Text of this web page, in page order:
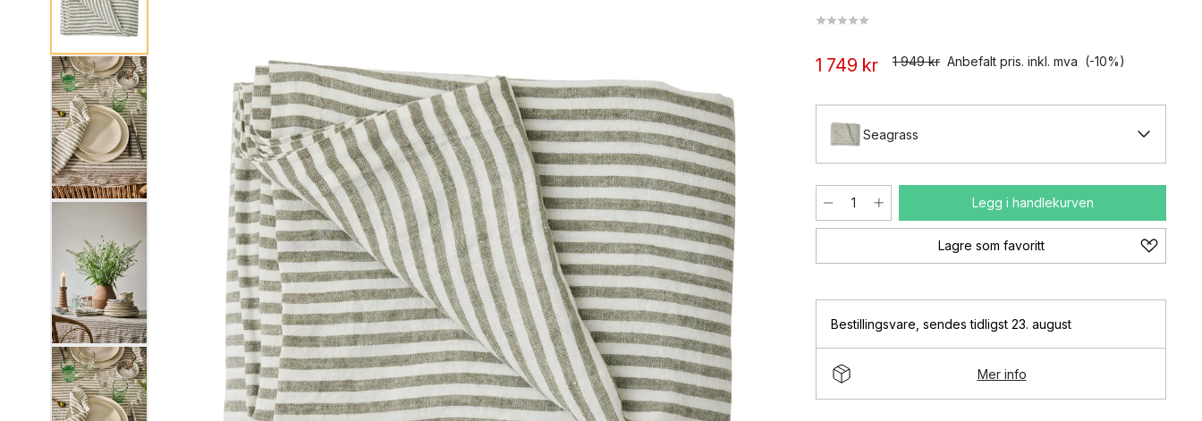
1 749 kr 1 949 kr Anbefalt pris. inkl. mva (-10%)
Seagrass
Legg i handlekurven
Lagre som favoritt
Bestillingsvare sendes tidligst 23. august
Mer info